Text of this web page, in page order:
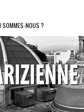
SOMMES-NOUS ?